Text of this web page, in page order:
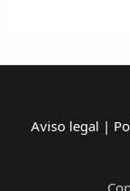
Aviso legal |